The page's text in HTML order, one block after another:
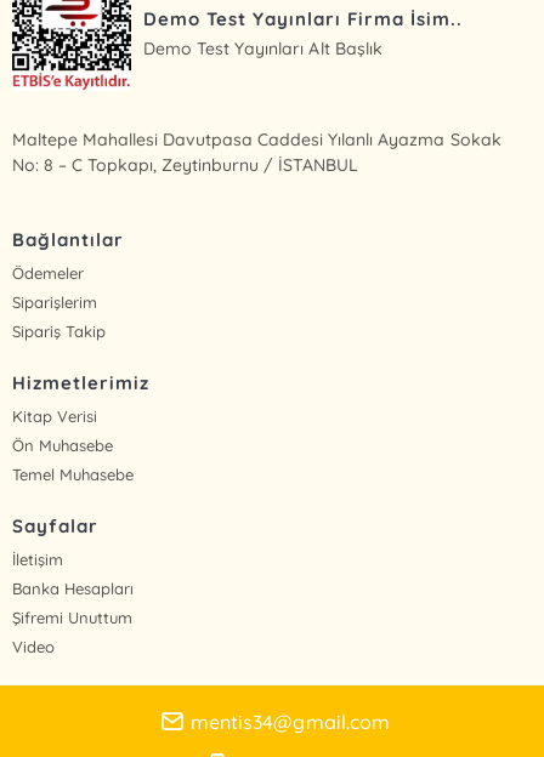
Demo Test Yayınları Firma İsim..
Demo Test Yayınları Alt Başlık
Maltepe Mahallesi Davutpasa Caddesi Yılanlı Ayazma Sokak
No: 8 – C Topkapı, Zeytinburnu / İSTANBUL
Bağlantılar
Ödemeler
Siparişlerim
Sipariş Takip
Hizmetlerimiz
Kitap Verisi
Ön Muhasebe
Temel Muhasebe
Sayfalar
İletişim
Banka Hesapları
Şifremi Unuttum
Video
mentis34@gmail.com